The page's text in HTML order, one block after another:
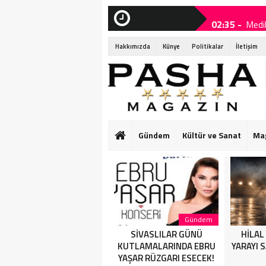
02:35 -
21:40 -
19:25 -
19:10 -
19:05 -
19:00 -
19:00 - Eda
18:25 -
Hakkımızda Künye Politikalar İletişim
Gündem Kültür ve Sanat
Gündem
SİVASLILAR GÜNÜ
KUTLAMALARINDA EBRU
YAŞAR RÜZGARI ESECEK!
YARAYI